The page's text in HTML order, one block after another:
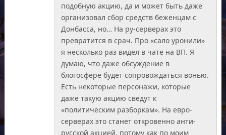
подобную акцию, да и может быть даже
организовал сбор средств беженцам с
Донбасса, но… На ру-серверах это
превратится в срач. Про «сало уронили»
я несколько раз видел в чате на ВП. Я
думаю, что даже обсуждение в
блогосфере будет сопровождаться вонью.
Есть некоторые персонажи, которые
даже такую акцию сведут к
«политическим разборкам». На евро-
серверах это станет откровенно анти-
русской акцией, потому как по моим